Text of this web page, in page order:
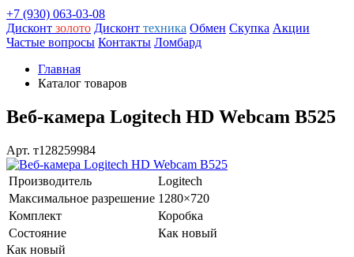
+7 (930) 063-03-08
Дисконт золото Дисконт техника Обмен Скупка Акции
Частые вопросы Контакты Ломбард
Главная
Каталог товаров
Веб-камера Logitech HD Webcam B525
Арт. т128259984
Производитель
Logitech
Максимальное разрешение 1280×720
Комплект
Коробка
Состояние
Как новый
Как новый